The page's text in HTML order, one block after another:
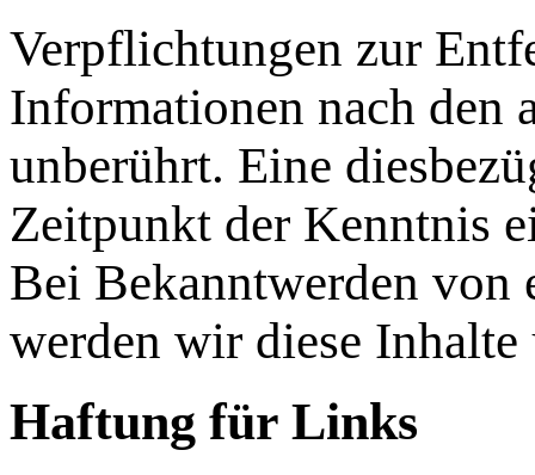
Verpflichtungen zur
Informationen nach den
unberührt. Eine
Zeitpunkt der Kenntnis
Bei Bekanntwerden von
werden wir diese Inhalte
Haftung für Links